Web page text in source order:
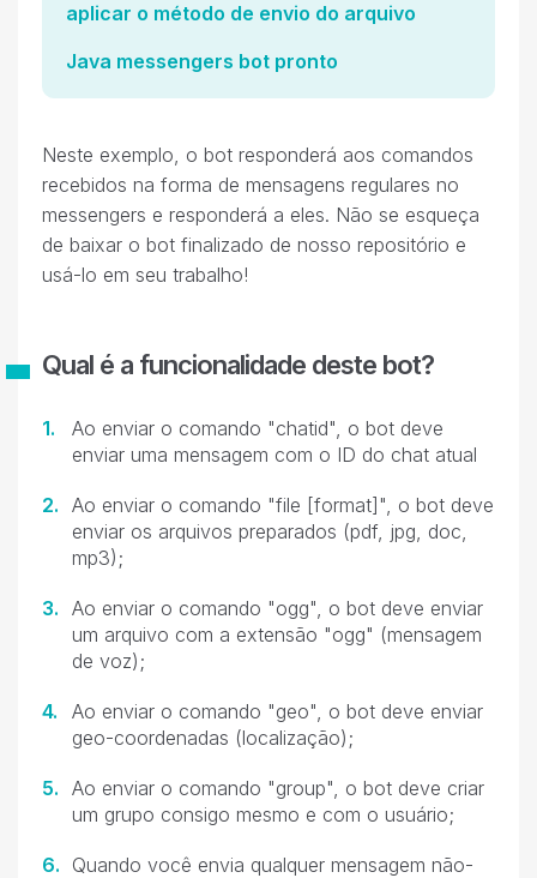
aplicar o método de envio do arquivo
Java messengers bot pronto
Neste exemplo, o bot responderá aos comandos
recebidos na forma de mensagens regulares no
messengers e responderá a eles. Não se esqueça
de baixar o bot finalizado de nosso repositório e
usá-lo em seu trabalho!
Qual é a funcionalidade deste bot?
Ao enviar o comando "chatid", o bot deve
enviar uma mensagem com o ID do chat atual
Ao enviar o comando "file [format]", o bot deve
enviar os arquivos preparados (pdf, jpg, doc,
mp3);
Ao enviar o comando "ogg", o bot deve enviar
um arquivo com a extensão "ogg" (mensagem
de voz);
Ao enviar o comando "geo", o bot deve enviar
geo-coordenadas (localização);
Ao enviar o comando "group", o bot deve criar
um grupo consigo mesmo e com o usuário;
Quando você envia qualquer mensagem não-